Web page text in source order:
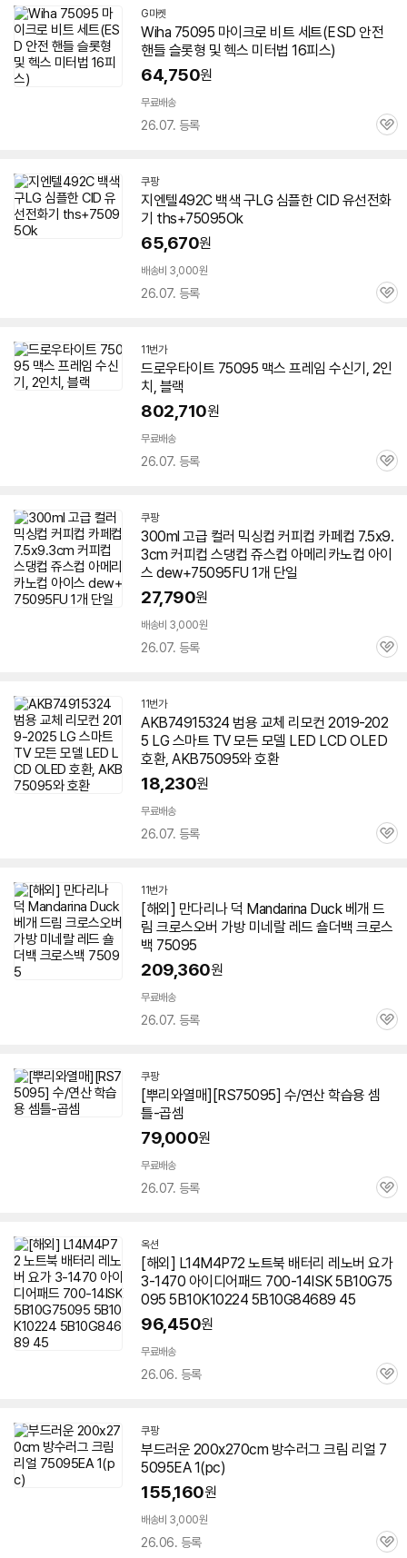
G마켓
Wiha 75095 마이크로 비트 세트(ESD 안전
핸들 슬롯형 및 헥스 미터법 16피스)
64,750원
무료배송
26.07. 등록
관
쿠팡
지엔텔492C 백색 구LG 심플한 CID 유선전화
기 ths+75095Ok
65,670원
배송비 3,000원
26.07. 등록
관
11번가
드로우타이트 75095 맥스 프레임 수신기, 2인
치, 블랙
802,710원
무료배송
26.07. 등록
관
쿠팡
300ml 고급 컬러 믹싱컵 커피컵 카페컵 7.5x9.
3cm 커피컵 스댕컵 쥬스컵 아메리카노컵 아이
스 dew+75095FU 1개 단일
27,790원
배송비 3,000원
26.07. 등록
관
11번가
AKB74915324 범용 교체 리모컨 2019-202
5 LG 스마트 TV 모든 모델 LED LCD OLED
호환, AKB75095와 호환
18,230원
무료배송
26.07. 등록
관
11번가
[해외] 만다리나 덕 Mandarina Duck 베개 드
림 크로스오버 가방 미네랄 레드 숄더백 크로스
백 75095
209,360원
무료배송
26.07. 등록
관
쿠팡
[뿌리와열매][RS75095] 수/연산 학습용 셈
틀-곱셈
79,000원
무료배송
26.07. 등록
관
옥션
[해외] L14M4P72 노트북 배터리 레노버 요가
3-1470 아이디어패드 700-14ISK 5B10G75
095 5B10K10224 5B10G84689 45
96,450원
무료배송
26.06. 등록
관
쿠팡
부드러운 200x270cm 방수러그 크림 리얼 7
5095EA 1(pc)
155,160원
배송비 3,000원
26.06. 등록
관